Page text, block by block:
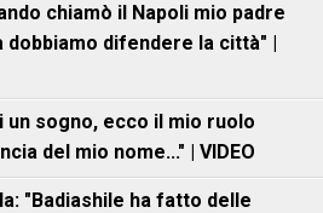
chiamò il Napoli mio padre
dobbiamo difendere la città" |
un sogno, ecco il mio ruolo
del mio nome..." | VIDEO
"Badiashile ha fatto delle